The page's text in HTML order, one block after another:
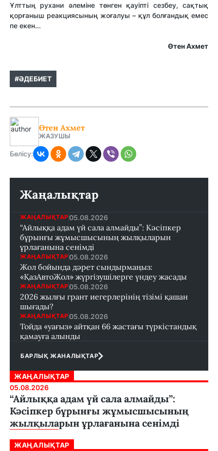
Ұлттың рухани әлеміне төнген қауіпті сезбеу, сақтық
қорғаныш реакциясының жоғалуы – құл болғандық емес
пе екен...
Өтен Ахмет
#ӘДЕБИЕТ
Өтен Ахмет
ЖАЗУШЫ
Бөлісу:
Жаңалықтар
ЖАҢАЛЫҚТАР 05.08.2026
“Айлыққа адам үй сала алмайды”: Кәсіпкер
бұрынғы жұмысшысының жылқыларын
ұрлағанына сенімді
ЖАҢАЛЫҚТАР 05.08.2026
Жол бойында дәрет сындырмаңыз:
«ҚазАвтоЖол» жүргізушілерге үндеу жасады
ЖАҢАЛЫҚТАР 05.08.2026
2026 жылғы грант иегерлерінің тізімі қашан
шығады?
ЖАҢАЛЫҚТАР 05.08.2026
Тойда «уағыз» айтқан 66 жастағы түркістандық
қамауға алынды
БАРЛЫҚ ЖАНАЛЫҚТАР
ЖАҢАЛЫҚТАР
05.08.2026
“Айлыққа адам үй сала алмайды”:
Кәсіпкер бұрынғы жұмысшысының
жылқыларын ұрлағанына сенімді
ЖАҢАЛЫҚТАР